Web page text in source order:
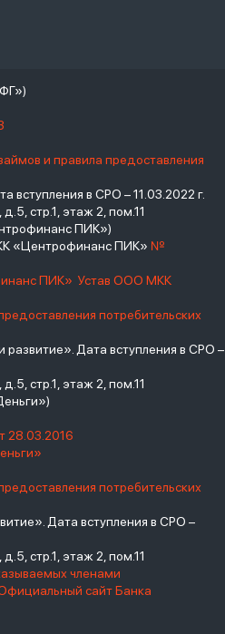
и правила предоставления
в СРО – 11.03.2022 г.
стр.1, этаж 2, пом.11
ПИК»)
«Центрофинанс ПИК» №
ПИК» Устав ООО МКК
потребительских
Дата вступления в СРО –
стр.1, этаж 2, пом.11
28.03.2016
потребительских
Дата вступления в СРО –
стр.1, этаж 2, пом.11
членами
сайт Банка